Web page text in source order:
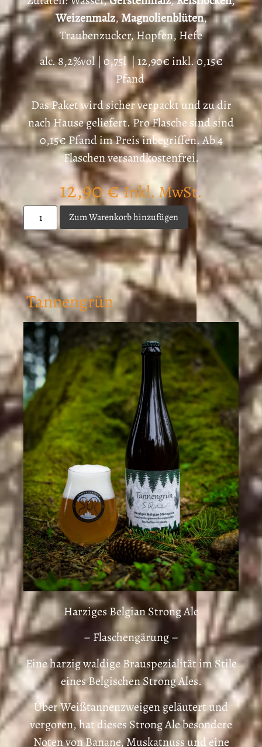
Weizenmalz,Magnolienblüten,
Traubenzucker, Hopfen, Hefe
alc. 8,2%vol | 0,75l | 12,90€ inkl. 0,15€
Pfand
Das Paket wird sicher verpackt und zu dir
nach Hause geliefert. Pro Flasche sind sind
0,15€ Pfand im Preis inbegriffen. Ab 4
Flaschen versandkostenfrei.
12,90€Inkl. MwSt.
Zum Warenkorb hinzufügen
Tannengrün
Harziges Belgian Strong Ale
– Flaschengärung –
Eine harzig waldige Brauspezialität im Stile
eines Belgischen Strong Ales.
Über Weißtannenzweigen geläutert und
vergoren, hat dieses Strong Ale besondere
Noten von Banane, Muskatnuss und eine